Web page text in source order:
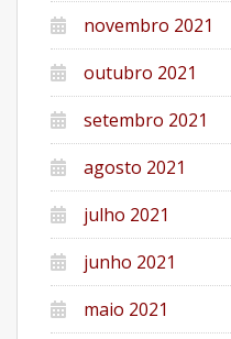
novembro 2021
outubro 2021
setembro 2021
agosto 2021
julho 2021
junho 2021
maio 2021